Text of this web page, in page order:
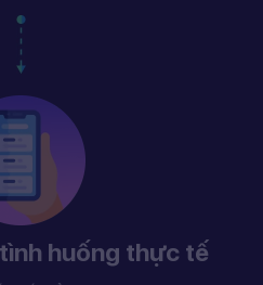
huống thực tế